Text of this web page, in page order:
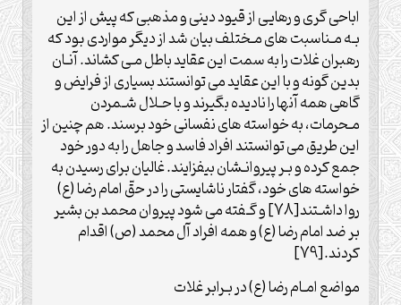
اباحی گری و رهایی از قیود دینی و مذهبی که پیش از این
بـه مـناسبت های مـختلف بیان شد از دیگر مواردی بود که
رهبران غلات را به سمت این عقاید باطل مـی کشاند. آنـان
بدین گونه و با این عقاید می توانستند بسیاری از فرایض و
گاهی همه آنها را نادیده بگیرند و با حـلال شـمردن
مـحرمات، به خواسته های نفسانی خود برسند. هم چنین از
این طریق می توانستند افراد فاسد و جاهل را به دور خود
جمع کرده و بـر پیروانـشان بیفزایند. غالیان برای رسیدن به
خواسته های خود، گفتار ناشایستی را در حقّ امام رضا (ع)
روا داشـتند[78] و گـفته می شود پیروان محمد بن بشیر
بر ضد امام رضا (ع) و همه افراد آل محمد (ص) اقدام
کردند.[79]
مواضع امـام رضا (ع) در بـرابر غلات